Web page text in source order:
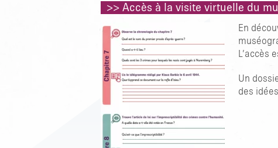
>> Accès à la visite virtuelle du
En
L’accès
Un
des